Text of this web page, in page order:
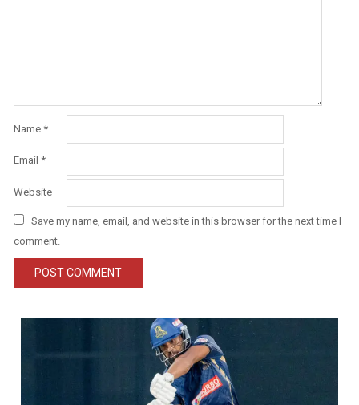
Name *
Email *
Website
Save my name, email, and website in this browser for the next time I
comment.